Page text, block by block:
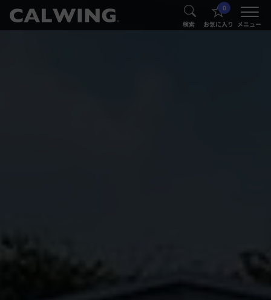
® 検索
0
お気に入り メニュー
®